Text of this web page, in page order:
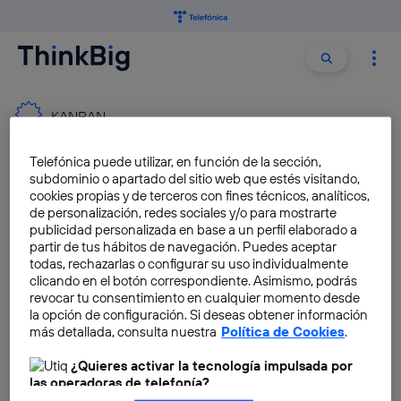
Buscar
KANBAN
¿Qué ocurre si aplicas la
productividad de Kanban a tu
correo electrónico?
José María López
Zenkit mejora tu trabajo en
equipo reinventando el
método Kanban
José María López
Telefónica puede utilizar, en función de la sección,
subdominio o apartado del sitio web que estés visitando,
cookies propias y de terceros con fines técnicos, analíticos,
de personalización, redes sociales y/o para mostrarte
publicidad personalizada en base a un perfil elaborado a
partir de tus hábitos de navegación. Puedes aceptar
todas, rechazarlas o configurar su uso individualmente
clicando en el botón correspondiente. Asimismo, podrás
revocar tu consentimiento en cualquier momento desde
la opción de configuración. Si deseas obtener información
más detallada, consulta nuestra Política de Cookies.
¿Quieres activar la tecnología impulsada por
las operadoras de telefonía?